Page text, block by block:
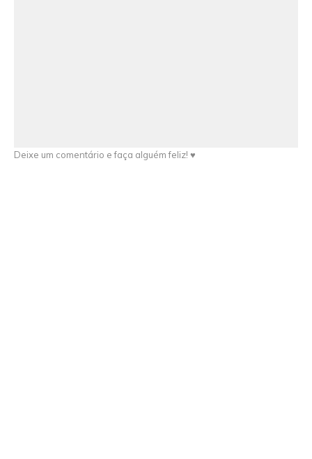
Deixe um comentário e faça alguém feliz! ♥